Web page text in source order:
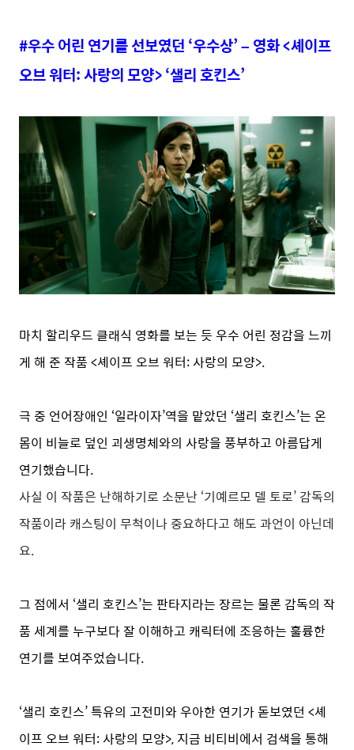
#우수 어린 연기를 선보였던 ‘우수상’ – 영화 <셰이프
오브 워터: 사랑의 모양> ‘샐리 호킨스’
마치 할리우드 클래식 영화를 보는 듯 우수 어린 정감을 느끼
게 해 준 작품 <셰이프 오브 워터: 사랑의 모양>.
극 중 언어장애인 ‘일라이자’역을 맡았던 ‘샐리 호킨스’는 온
몸이 비늘로 덮인 괴생명체와의 사랑을 풍부하고 아름답게
연기했습니다.
사실 이 작품은 난해하기로 소문난 ‘기예르모 델 토로’ 감독의
작품이라 캐스팅이 무척이나 중요하다고 해도 과언이 아닌데
요.
그 점에서 ‘샐리 호킨스’는 판타지라는 장르는 물론 감독의 작
품 세계를 누구보다 잘 이해하고 캐릭터에 조응하는 훌륭한
연기를 보여주었습니다.
‘샐리 호킨스’ 특유의 고전미와 우아한 연기가 돋보였던 <셰
이프 오브 워터: 사랑의 모양>, 지금 비티비에서 검색을 통해